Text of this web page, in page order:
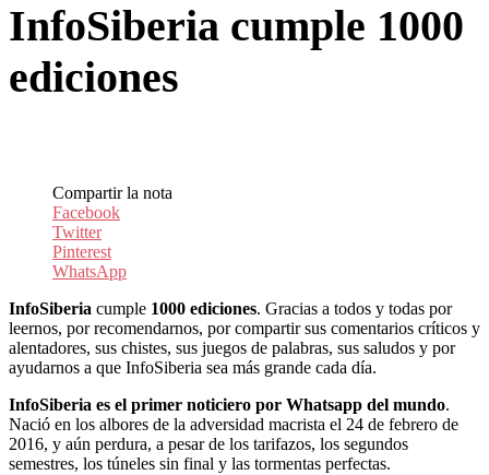
InfoSiberia cumple 1000
ediciones
Compartir la nota
Facebook
Twitter
Pinterest
WhatsApp
InfoSiberia cumple 1000 ediciones. Gracias a todos y todas por
leernos, por recomendarnos, por compartir sus comentarios críticos y
alentadores, sus chistes, sus juegos de palabras, sus saludos y por
ayudarnos a que InfoSiberia sea más grande cada día.
InfoSiberia es el primer noticiero por Whatsapp del mundo.
Nació en los albores de la adversidad macrista el 24 de febrero de
2016, y aún perdura, a pesar de los tarifazos, los segundos
semestres, los túneles sin final y las tormentas perfectas.